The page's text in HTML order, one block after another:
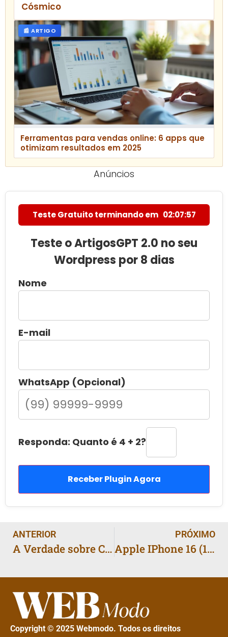
Cósmico
📰 ARTIGO
Ferramentas para vendas online: 6 apps que
otimizam resultados em 2025
Anúncios
Teste Gratuito terminando em 02:07:55
Teste o ArtigosGPT 2.0 no seu
Wordpress por 8 dias
Nome
E-mail
WhatsApp (Opcional)
Responda: Quanto é 4 + 2?
Receber Plugin Agora
ANTERIOR
A Verdade sobre Criatividade no Marketing Hoje: Risco
PRÓXIMO
Apple IPhone 16 (128 GB) – Preto
Copyright © 2025 Webmodo. Todos os direitos